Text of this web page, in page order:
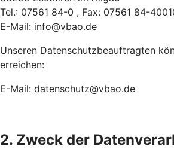
Tel.: 07561 84-0 , Fax: 07561 84-
E-Mail: info@vbao.de
Unseren Datenschutzbeauftragten
erreichen:
E-Mail: datenschutz@vbao.de
2. Zweck der